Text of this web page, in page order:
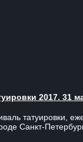
2017. 31
татуировки,
Санкт-